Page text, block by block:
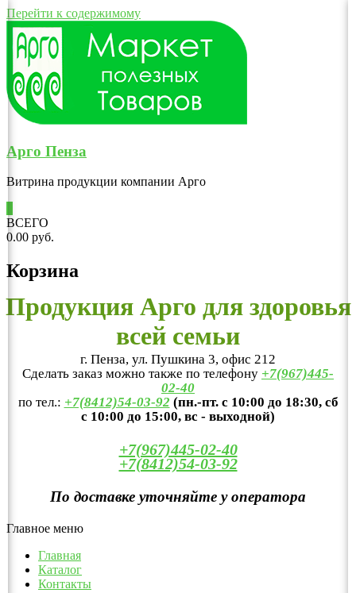
Перейти к содержимому
Арго Пенза
Витрина продукции компании Арго
ВСЕГО
0.00 руб.
Корзина
Продукция Арго для здоровья
всей семьи
г. Пенза, ул. Пушкина 3, офис 212
Сделать заказ можно также по телефону +7(967)445-
02-40
по тел.: +7(8412)54-03-92 (пн.-пт. с 10:00 до 18:30, сб
с 10:00 до 15:00, вс - выходной)
+7(967)445-02-40
+7(8412)54-03-92
По доставке уточняйте у оператора
Главное меню
Главная
Каталог
Контакты